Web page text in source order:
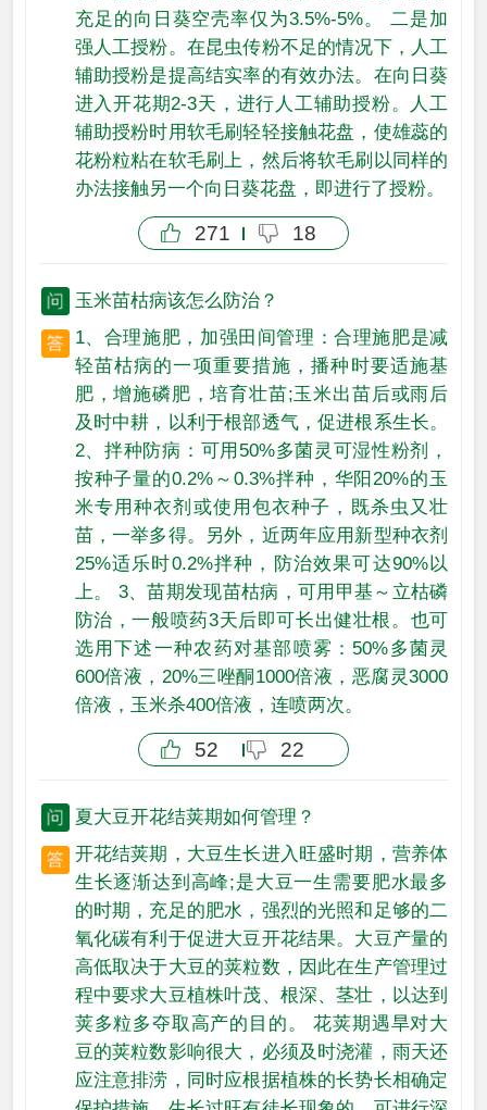
充足的向日葵空壳率仅为3.5%-5%。 二是加
强人工授粉。在昆虫传粉不足的情况下，人工
辅助授粉是提高结实率的有效办法。在向日葵
进入开花期2-3天，进行人工辅助授粉。人工
辅助授粉时用软毛刷轻轻接触花盘，使雄蕊的
花粉粒粘在软毛刷上，然后将软毛刷以同样的
办法接触另一个向日葵花盘，即进行了授粉。
271 18
玉米苗枯病该怎么防治？
1、合理施肥，加强田间管理：合理施肥是减
轻苗枯病的一项重要措施，播种时要适施基
肥，增施磷肥，培育壮苗;玉米出苗后或雨后
及时中耕，以利于根部透气，促进根系生长。
2、拌种防病：可用50%多菌灵可湿性粉剂，
按种子量的0.2%～0.3%拌种，华阳20%的玉
米专用种衣剂或使用包衣种子，既杀虫又壮
苗，一举多得。另外，近两年应用新型种衣剂
25%适乐时0.2%拌种，防治效果可达90%以
上。 3、苗期发现苗枯病，可用甲基～立枯磷
防治，一般喷药3天后即可长出健壮根。也可
选用下述一种农药对基部喷雾：50%多菌灵
600倍液，20%三唑酮1000倍液，恶腐灵3000
倍液，玉米杀400倍液，连喷两次。
52 22
夏大豆开花结荚期如何管理？
开花结荚期，大豆生长进入旺盛时期，营养体
生长逐渐达到高峰;是大豆一生需要肥水最多
的时期，充足的肥水，强烈的光照和足够的二
氧化碳有利于促进大豆开花结果。大豆产量的
高低取决于大豆的荚粒数，因此在生产管理过
程中要求大豆植株叶茂、根深、茎壮，以达到
荚多粒多夺取高产的目的。 花荚期遇旱对大
豆的荚粒数影响很大，必须及时浇灌，雨天还
应注意排涝，同时应根据植株的长势长相确定